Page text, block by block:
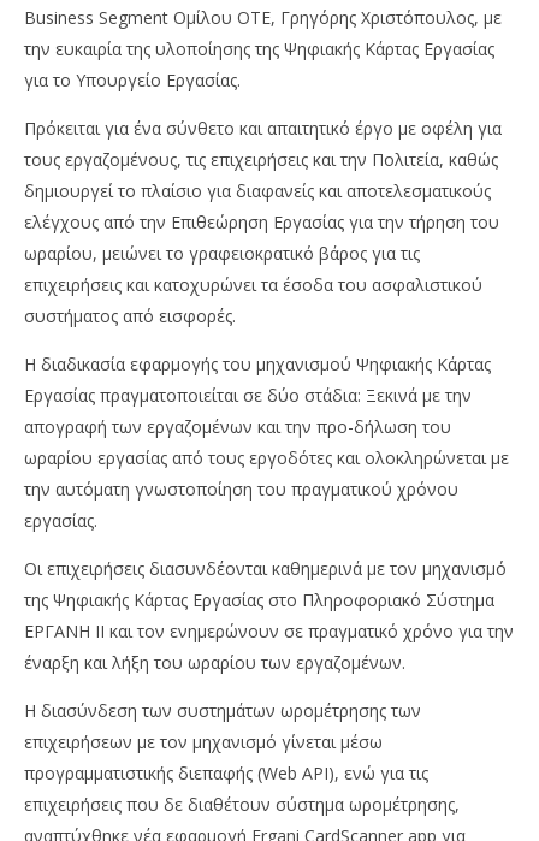
NOW VIEWING
ΟΤΕ: Προχωρά στην υλοποίηση της Ψηφιακής
Κάρτας Εργασίας για το Υπουργείο
18/10/2022
pressroom
Business Segment Ομίλου ΟΤΕ, Γρηγόρης Χριστόπουλος, με
την ευκαιρία της υλοποίησης της Ψηφιακής Κάρτας Εργασίας
για το Υπουργείο Εργασίας.
Πρόκειται για ένα σύνθετο και απαιτητικό έργο με οφέλη για
τους εργαζομένους, τις επιχειρήσεις και την Πολιτεία, καθώς
δημιουργεί το πλαίσιο για διαφανείς και αποτελεσματικούς
ελέγχους από την Επιθεώρηση Εργασίας για την τήρηση του
ωραρίου, μειώνει το γραφειοκρατικό βάρος για τις
επιχειρήσεις και κατοχυρώνει τα έσοδα του ασφαλιστικού
συστήματος από εισφορές.
Η διαδικασία εφαρμογής του μηχανισμού Ψηφιακής Κάρτας
Εργασίας πραγματοποιείται σε δύο στάδια: Ξεκινά με την
απογραφή των εργαζομένων και την προ-δήλωση του
ωραρίου εργασίας από τους εργοδότες και ολοκληρώνεται με
την αυτόματη γνωστοποίηση του πραγματικού χρόνου
εργασίας.
Οι επιχειρήσεις διασυνδέονται καθημερινά με τον μηχανισμό
της Ψηφιακής Κάρτας Εργασίας στο Πληροφοριακό Σύστημα
ΕΡΓΑΝΗ ΙΙ και τον ενημερώνουν σε πραγματικό χρόνο για την
έναρξη και λήξη του ωραρίου των εργαζομένων.
Η διασύνδεση των συστημάτων ωρομέτρησης των
επιχειρήσεων με τον μηχανισμό γίνεται μέσω
προγραμματιστικής διεπαφής (Web API), ενώ για τις
επιχειρήσεις που δε διαθέτουν σύστημα ωρομέτρησης,
αναπτύχθηκε νέα εφαρμογή Ergani CardScanner app για